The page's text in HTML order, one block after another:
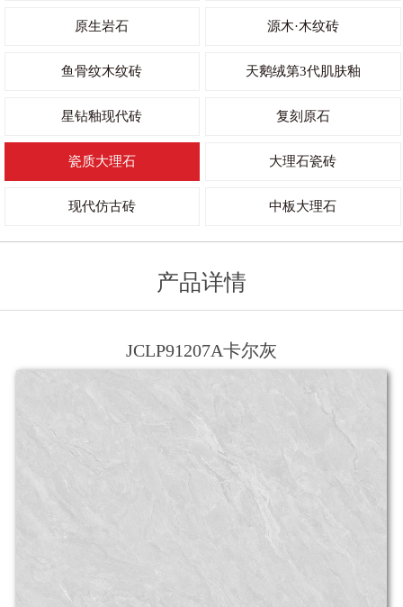
原生岩石 源木·木纹砖
鱼骨纹木纹砖 天鹅绒第3代肌肤釉
星钻釉现代砖 复刻原石
瓷质大理石 大理石瓷砖
现代仿古砖 中板大理石
产品详情
JCLP91207A卡尔灰